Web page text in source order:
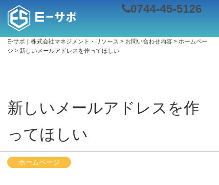
0744-45-5126
E-サポ｜株式会社マネジメント・リソース > お問い合わせ内容 > ホームペー
ジ > 新しいメールアドレスを作ってほしい
新しいメールアドレスを作
ってほしい
ホームページ